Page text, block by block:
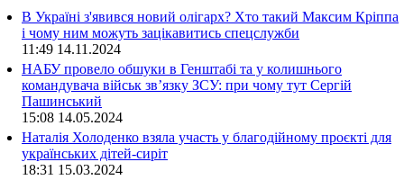
В Україні з'явився новий олігарх? Хто такий Максим Кріппа
і чому ним можуть зацікавитись спецслужби
11:49 14.11.2024
НАБУ провело обшуки в Генштабі та у колишнього
командувача військ зв’язку ЗСУ: при чому тут Сергій
Пашинський
15:08 14.05.2024
Наталія Холоденко взяла участь у благодійному проєкті для
українських дітей-сиріт
18:31 15.03.2024